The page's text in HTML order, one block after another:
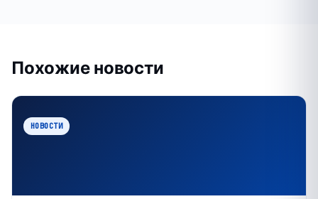
Похожие новости
НОВОСТИ